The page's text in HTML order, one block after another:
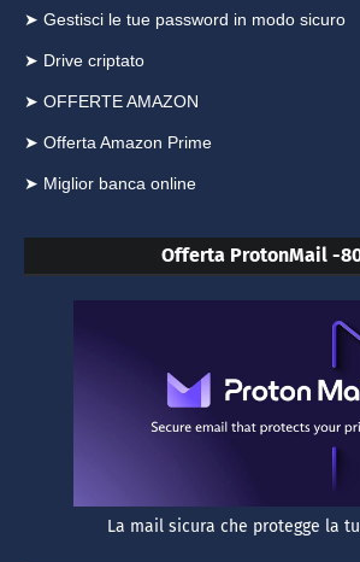
➤ Gestisci le tue password in modo sicuro
➤ Drive criptato
➤ OFFERTE AMAZON
➤ Offerta Amazon Prime
➤ Miglior banca online
Offerta ProtonMail -
La mail sicura che protegge la